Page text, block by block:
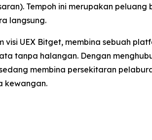
Tempoh ini merupakan
langsung.
UEX Bitget, membina sebuah
tanpa halangan. Dengan
membina persekitaran
kewangan.